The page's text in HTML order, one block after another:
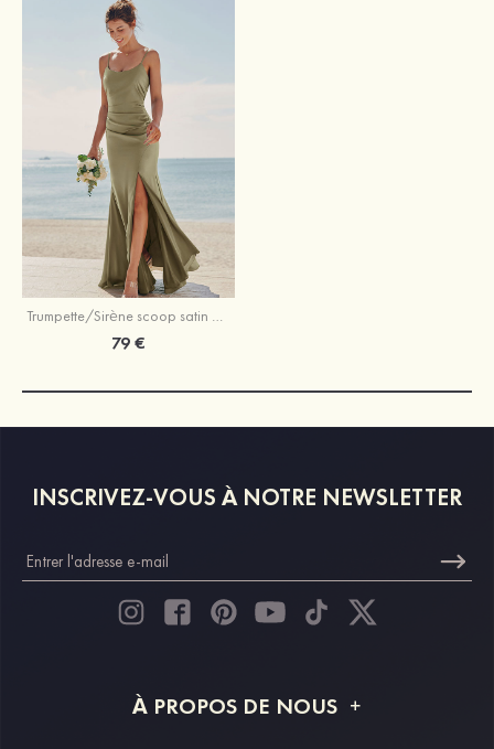
Trumpette/Sirène scoop satin extensible ras du sol robe de demoiselle d'honneur
79 €
INSCRIVEZ-VOUS À NOTRE NEWSLETTER
À PROPOS DE NOUS